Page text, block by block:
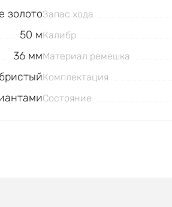
золото
50 м
36 мм
Запас хода
Калибр
Материал ремешка
Комплектация
Состояние